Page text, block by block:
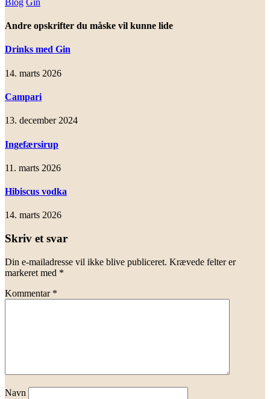
Blog Gin
Andre opskrifter du måske vil kunne lide
Drinks med Gin
14. marts 2026
Campari
13. december 2024
Ingefærsirup
11. marts 2026
Hibiscus vodka
14. marts 2026
Skriv et svar
Din e-mailadresse vil ikke blive publiceret. Krævede felter er
markeret med *
Kommentar *
Navn